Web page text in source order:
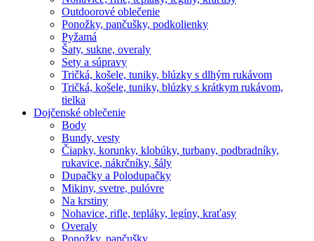
Outdoorové oblečenie
Ponožky, pančušky, podkolienky
Pyžamá
Šaty, sukne, overaly
Sety a súpravy
Tričká, košele, tuniky, blúzky s dlhým rukávom
Tričká, košele, tuniky, blúzky s krátkym rukávom,
tielka
Dojčenské oblečenie
Body
Bundy, vesty
Čiapky, korunky, klobúky, turbany, podbradníky,
rukavice, nákrčníky, šály
Dupačky a Polodupačky
Mikiny, svetre, pulóvre
Na krstiny
Nohavice, rifle, tepláky, legíny, kraťasy
Overaly